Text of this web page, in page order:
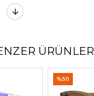
ÜRÜNLER
%50